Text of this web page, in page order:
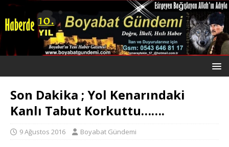
Son Dakika ; Yol Kenarındaki
Kanlı Tabut Korkuttu…….
9 Ağustos 2016 Boyabat Gündemi